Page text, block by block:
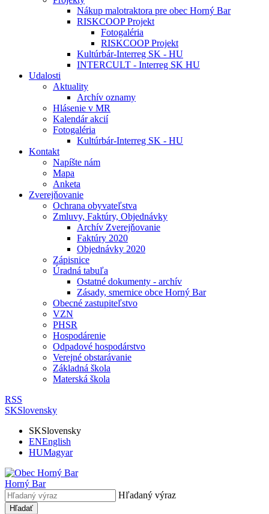
Nákup malotraktora pre obec Horný Bar
RISKCOOP Projekt
Fotogaléria
RISKCOOP Projekt
Kultúrbár-Interreg SK - HU
INTERCULT - Interreg SK HU
Udalosti
Aktuality
Archív oznamy
Hlásenie v MR
Kalendár akcií
Fotogaléria
Kultúrbár-Interreg SK - HU
Kontakt
Napíšte nám
Mapa
Anketa
Zverejňovanie
Ochrana obyvateľstva
Zmluvy, Faktúry, Objednávky
Archív Zverejňovanie
Faktúry 2020
Objednávky 2020
Zápisnice
Úradná tabuľa
Ostatné dokumenty - archív
Zásady, smernice obce Horný Bar
Obecné zastupiteľstvo
VZN
PHSR
Hospodárenie
Odpadové hospodárstvo
Verejné obstarávanie
Základná škola
Materská škola
RSS
SKSlovensky
SKSlovensky
ENEnglish
HUMagyar
Horný Bar
Hľadaný výraz
Hľadať